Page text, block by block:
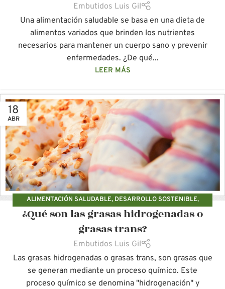
Embutidos Luis Gil
Una alimentación saludable se basa en una dieta de
alimentos variados que brinden los nutrientes
necesarios para mantener un cuerpo sano y prevenir
enfermedades. ¿De qué...
LEER MÁS
18
ABR
ALIMENTACIÓN SALUDABLE, DESARROLLO SOSTENIBLE,
ETIQUETADO,PRODUCCIÓN ECOLÓGICA
¿Qué son las grasas hidrogenadas o
grasas trans?
Embutidos Luis Gil
Las grasas hidrogenadas o grasas trans, son grasas que
se generan mediante un proceso químico. Este
proceso químico se denomina "hidrogenación" y